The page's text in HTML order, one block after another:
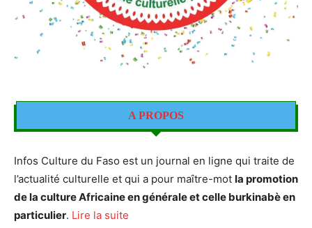
A PROPOS
Infos Culture du Faso est un journal en ligne qui traite de
l’actualité culturelle et qui a pour maître-mot la promotion
de la culture Africaine en générale et celle burkinabè en
particulier. Lire la suite